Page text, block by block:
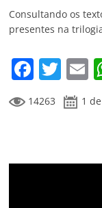
k
Consultando os
presentes na
F
a
c
b
T
w
itt
E
m
14263 1